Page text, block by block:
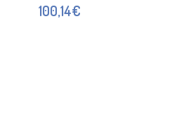
100,14€